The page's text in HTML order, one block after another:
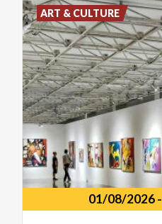
01/08/2026-
ART & CULTURE